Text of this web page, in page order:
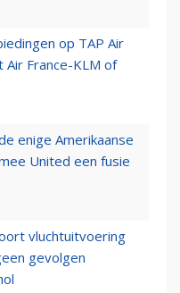
op TAP Air
France-KLM of
enige Amerikaanse
United een fusie
vluchtuitvoering
gevolgen